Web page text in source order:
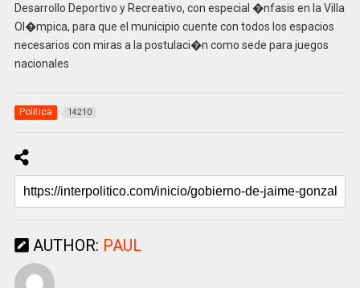
Desarrollo Deportivo y Recreativo, con especial �nfasis en la Villa
Ol�mpica, para que el municipio cuente con todos los espacios
necesarios con miras a la postulaci�n como sede para juegos
nacionales
Politica 14210
AUTHOR: PAUL